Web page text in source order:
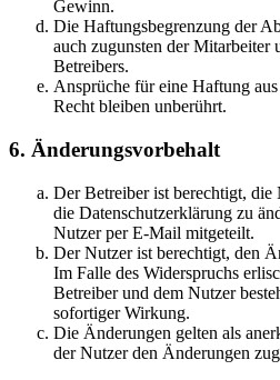
Gewinn.
Die Haftungsbegrenzung der
auch zugunsten der Mitarbeiter
Betreibers.
Ansprüche für eine Haftung
Recht bleiben unberührt.
6. Änderungsvorbehalt
Der Betreiber ist berechtigt, die
die Datenschutzerklärung zu
Nutzer per E-Mail mitgeteilt.
Der Nutzer ist berechtigt, den
Im Falle des Widerspruchs
Betreiber und dem Nutzer
sofortiger Wirkung.
Die Änderungen gelten als
der Nutzer den Änderungen